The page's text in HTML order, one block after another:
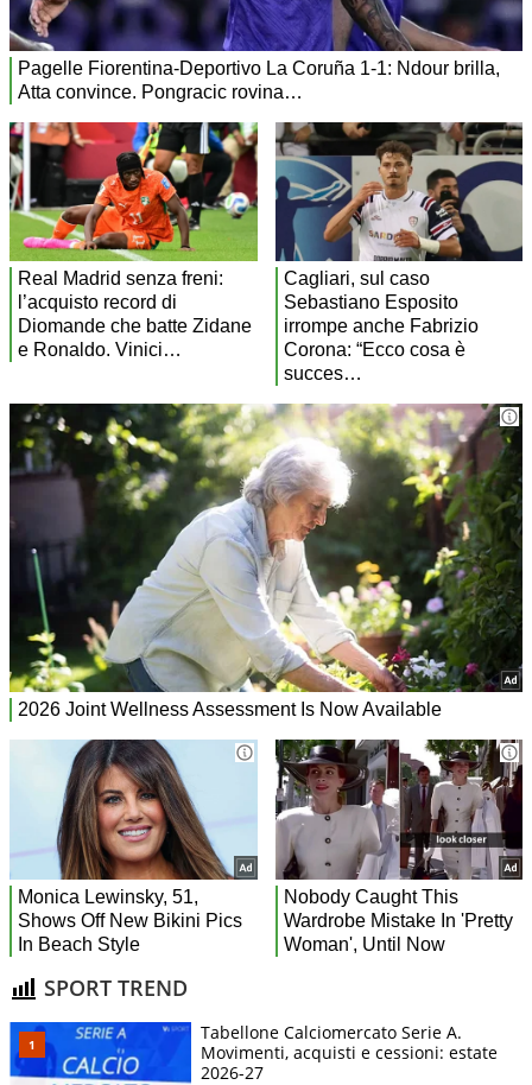
SPORT TREND
Tabellone Calciomercato Serie A.
Movimenti, acquisti e cessioni: estate
2026-27